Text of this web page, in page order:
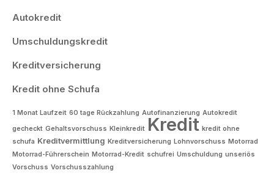
Autokredit
Umschuldungskredit
Kreditversicherung
Kredit ohne Schufa
1 Monat Laufzeit 60 tage Rückzahlung Autofinanzierung Autokredit
gecheckt Gehaltsvorschuss Kleinkredit Kredit kredit ohne
schufa Kreditvermittlung Kreditversicherung Lohnvorschuss Motorrad
Motorrad-Führerschein Motorrad-Kredit schufrei Umschuldung unseriös
Vorschuss Vorschusszahlung